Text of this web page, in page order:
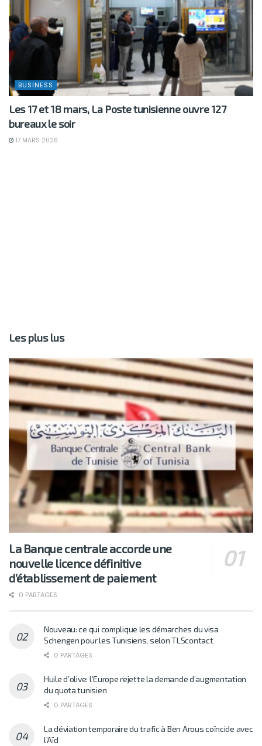
BUSINESS
Les 17 et 18 mars, La Poste tunisienne ouvre 127
bureaux le soir
17 MARS 2026
Les plus lus
La Banque centrale accorde une
nouvelle licence définitive
d’établissement de paiement
0 PARTAGES
Nouveau: ce qui complique les démarches du visa
Schengen pour les Tunisiens, selon TLScontact
0 PARTAGES
Huile d’olive: l’Europe rejette la demande d’augmentation
du quota tunisien
0 PARTAGES
La déviation temporaire du trafic à Ben Arous coïncide avec
l’Aïd